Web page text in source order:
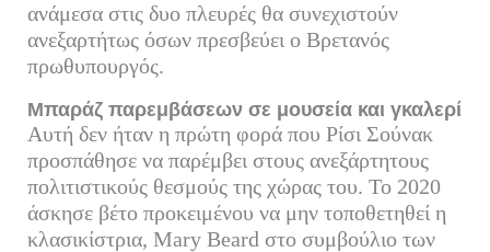
ανάμεσα στις δυο πλευρές θα συνεχιστούν
ανεξαρτήτως όσων πρεσβεύει ο Βρετανός
πρωθυπουργός.
Μπαράζ παρεμβάσεων σε μουσεία και γκαλερί
Αυτή δεν ήταν η πρώτη φορά που Ρίσι Σούνακ
προσπάθησε να παρέμβει στους ανεξάρτητους
πολιτιστικούς θεσμούς της χώρας του. Το 2020
άσκησε βέτο προκειμένου να μην τοποθετηθεί η
κλασικίστρια, Mary Beard στο συμβούλιο των